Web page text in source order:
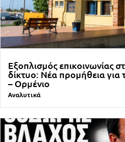
Εξοπλισμός επικοινωνίας
δίκτυο: Νέα προμήθεια
– Ορμένιο
Αναλυτικά